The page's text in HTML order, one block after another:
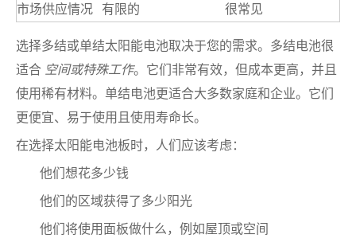
市场供应情况 有限的
很常见
选择多结或单结太阳能电池取决于您的需求。多结电池很
适合 空间或特殊工作。它们非常有效，但成本更高，并且
使用稀有材料。单结电池更适合大多数家庭和企业。它们
更便宜、易于使用且使用寿命长。
在选择太阳能电池板时，人们应该考虑：
他们想花多少钱
他们的区域获得了多少阳光
他们将使用面板做什么，例如屋顶或空间